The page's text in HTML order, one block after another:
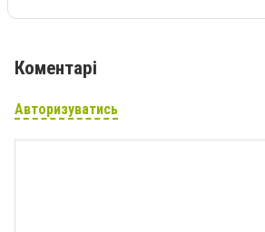
Коментарі
Авторизуватись